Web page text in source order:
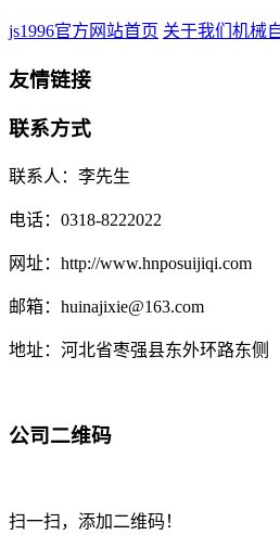
js1996官方网站首页 关于我们 机械
友情链接
联系方式
联系人：李先生
电话：0318-8222022
网址：http://www.hnposuijiqi.com
邮箱：huinajixie@163.com
地址：河北省枣强县东外环路东侧
公司二维码
扫一扫，添加二维码！